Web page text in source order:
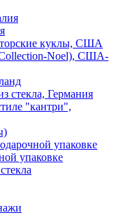
куклы, США
Collection-Noel), США-
стекла, Германия
"кантри",
упаковке
упаковке